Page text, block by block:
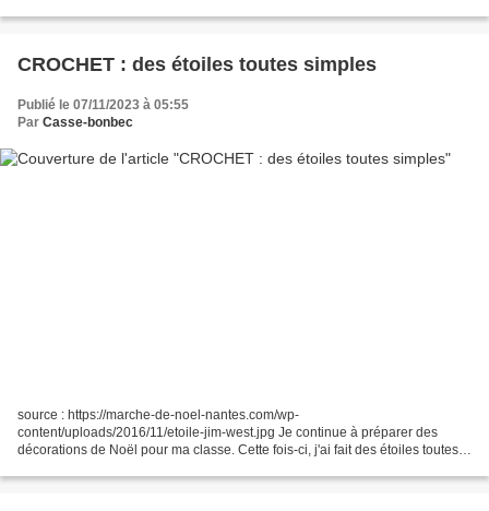
CROCHET : des étoiles toutes simples
Publié le 07/11/2023 à 05:55
Par Casse-bonbec
source : https://marche-de-noel-nantes.com/wp-
content/uploads/2016/11/etoile-jim-west.jpg Je continue à préparer des
décorations de Noël pour ma classe. Cette fois-ci, j'ai fait des étoiles toutes